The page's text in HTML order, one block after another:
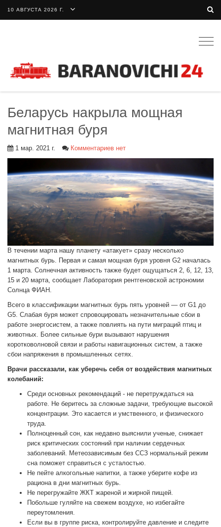
10 АВГУСТА 2026 Г.
Беларусь накрыла мощная
магнитная буря
1 мар. 2021 г. Комментариев нет
В течении марта нашу планету «атакует» сразу несколько
магнитных бурь. Первая и самая мощная буря уровня G2 началась
1 марта. Солнечная активность также будет ощущаться 2, 6, 12, 13,
15 и 20 марта, сообщает Лаборатория рентгеновской астрономии
Солнца ФИАН.
Всего в классификации магнитных бурь пять уровней — от G1 до
G5. Слабая буря может спровоцировать незначительные сбои в
работе энергосистем, а также повлиять на пути миграций птиц и
животных. Более сильные бури вызывают нарушения
коротковолновой связи и работы навигационных систем, а также
сбои напряжения в промышленных сетях.
Врачи рассказали, как уберечь себя от воздействия магнитных
колебаний:
Среди основных рекомендаций - не перетруждаться на
работе. Не беритесь за сложные задачи, требующие высокой
концентрации. Это касается и умственного, и физического
труда.
Полноценный сон, как недавно выяснили ученые, снижает
риск критических состояний при наличии сердечных
заболеваний. Метеозависимым без ССЗ нормальный режим
сна поможет справиться с усталостью.
Не пейте алкогольные напитки, а также уберите кофе из
рациона в дни магнитных бурь.
Не перегружайте ЖКТ жареной и жирной пищей.
Побольше гуляйте на свежем воздухе, но избегайте
переутомления.
Если вы в группе риска, контролируйте давление и следите